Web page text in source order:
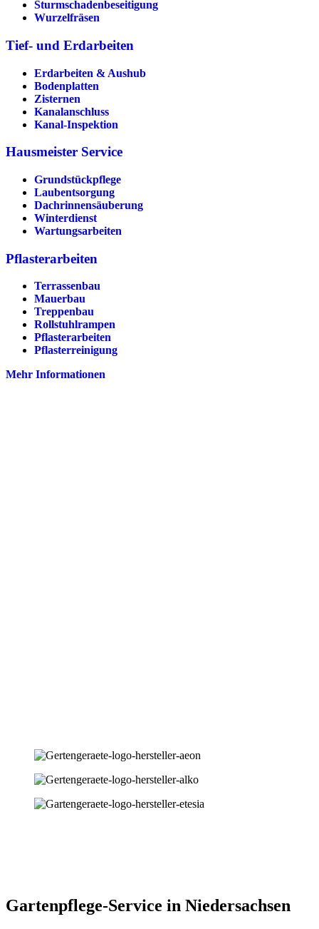
Sturmschadenbeseitigung
Wurzelfräsen
Tief- und Erdarbeiten
Erdarbeiten & Aushub
Bodenplatten
Zisternen
Kanalanschluss
Kanal-Inspektion
Hausmeister Service
Grundstückpflege
Laubentsorgung
Dachrinnen­säuberung
Winterdienst
Wartungsarbeiten
Pflasterarbeiten
Terrassenbau
Mauerbau
Treppenbau
Rollstuhlrampen
Pflasterarbeiten
Pflasterreinigung
Mehr Informationen
Gartenpflege-Service in Niedersachsen